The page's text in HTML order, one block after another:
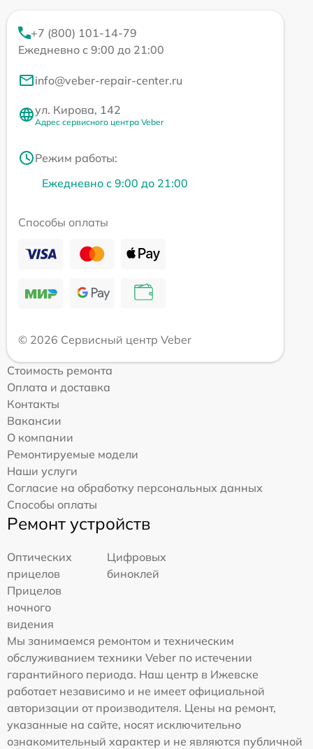
+7 (800) 101-14-79
Ежедневно с 9:00 до 21:00
info@veber-repair-center.ru
ул. Кирова, 142
Адрес сервисного центра Veber
Режим работы:
Ежедневно с 9:00 до 21:00
Способы оплаты
© 2026 Сервисный центр Veber
Стоимость ремонта
Оплата и доставка
Контакты
Вакансии
О компании
Ремонтируемые модели
Наши услуги
Согласие на обработку персональных данных
Способы оплаты
Ремонт устройств
Оптических
прицелов
Цифровых
биноклей
Прицелов
ночного
видения
Мы занимаемся ремонтом и техническим
обслуживанием техники Veber по истечении
гарантийного периода. Наш центр в Ижевске
работает независимо и не имеет официальной
авторизации от производителя. Цены на ремонт,
указанные на сайте, носят исключительно
ознакомительный характер и не являются публичной